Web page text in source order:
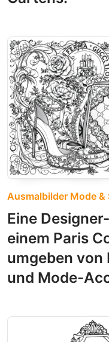
Ausmalbilder Mode &
Eine
einem Paris
umgeben von
und Mode-